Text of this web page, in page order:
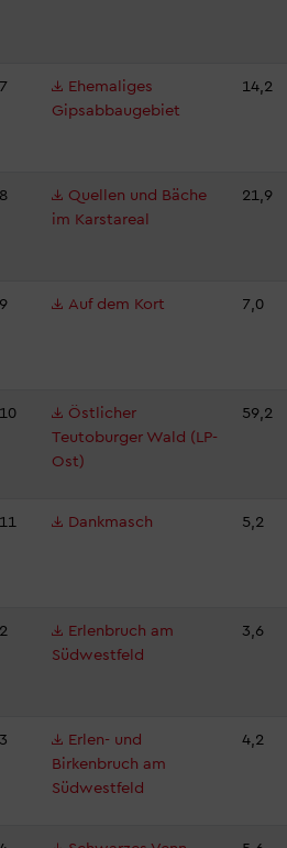
Ehemaliges
Gipsabbaugebiet
14,2
Quellen und Bäche
im Karstareal
21,9
Auf dem Kort 7,0
Östlicher
Teutoburger Wald (LP-
Ost)
59,2
Dankmasch 5,2
Erlenbruch am
Südwestfeld
3,6
Erlen- und
Birkenbruch am
Südwestfeld
4,2